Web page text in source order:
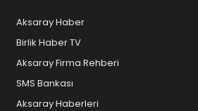
Aksaray Haber
Birlik Haber TV
Aksaray Firma Rehberi
SMS Bankası
Aksaray Haberleri